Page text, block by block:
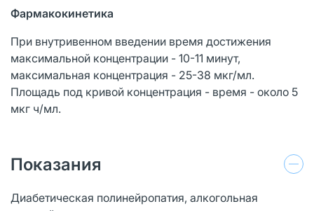
Фармакокинетика
При внутривенном введении время достижения
максимальной концентрации - 10-11 минут,
максимальная концентрация - 25-38 мкг/мл.
Площадь под кривой концентрация - время - около 5
мкг ч/мл.
Показания
Диабетическая полинейропатия, алкогольная